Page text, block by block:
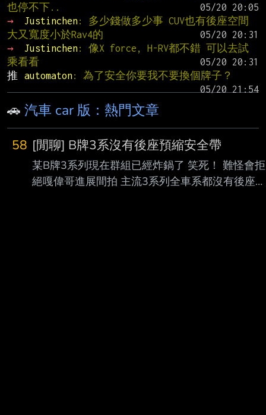
也停不下..
→
Justinchen: 多少錢做多少事 CUV也有後座空間
大又寬度小於Rav4的
→
Justinchen: 像X force, H-RV都不錯 可以去試
乘看看
推
automaton: 為了安全你要我不要換個牌子？
🚗 汽車 car 版：熱門文章
58 [閒聊] B牌3系沒有後座預縮安全帶
某B牌3系列現在群組已經炸鍋了 笑死！ 難怪會拒
絕嘎偉哥進展間拍 主流3系列全車系都沒有後座預